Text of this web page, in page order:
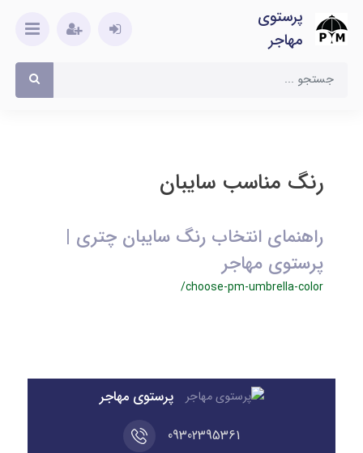
پرستوی
مهاجر
رنگ مناسب سایبان
راهنمای انتخاب رنگ سایبان چتری |
پرستوی مهاجر
/choose-pm-umbrella-color
پرستوی مهاجر
09302395361